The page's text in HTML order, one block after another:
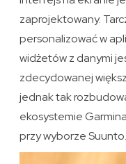
zaprojektowany.
personalizować w
widżetów z danymi
zdecydowanej
jednak tak
ekosystemie
przy wyborze Suunto.